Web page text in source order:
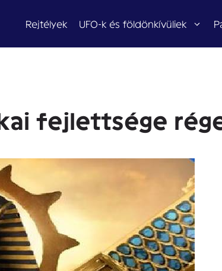
Rejtélyek UFO-k és földönkívüliek
fejlettsége